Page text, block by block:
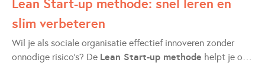
Lean Start-up methode: snel leren en
slim verbeteren
Wil je als sociale organisatie effectief innoveren zonder
onnodige risico’s? De Lean Start-up methode helpt je om